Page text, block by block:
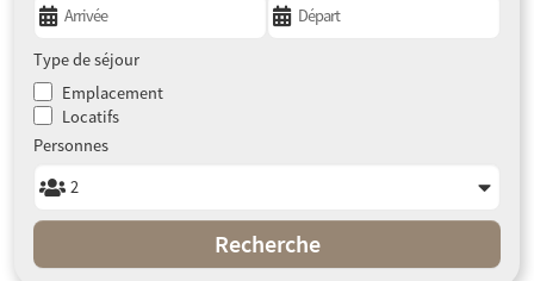
Type de séjour
Emplacement
Locatifs
Personnes
Recherche